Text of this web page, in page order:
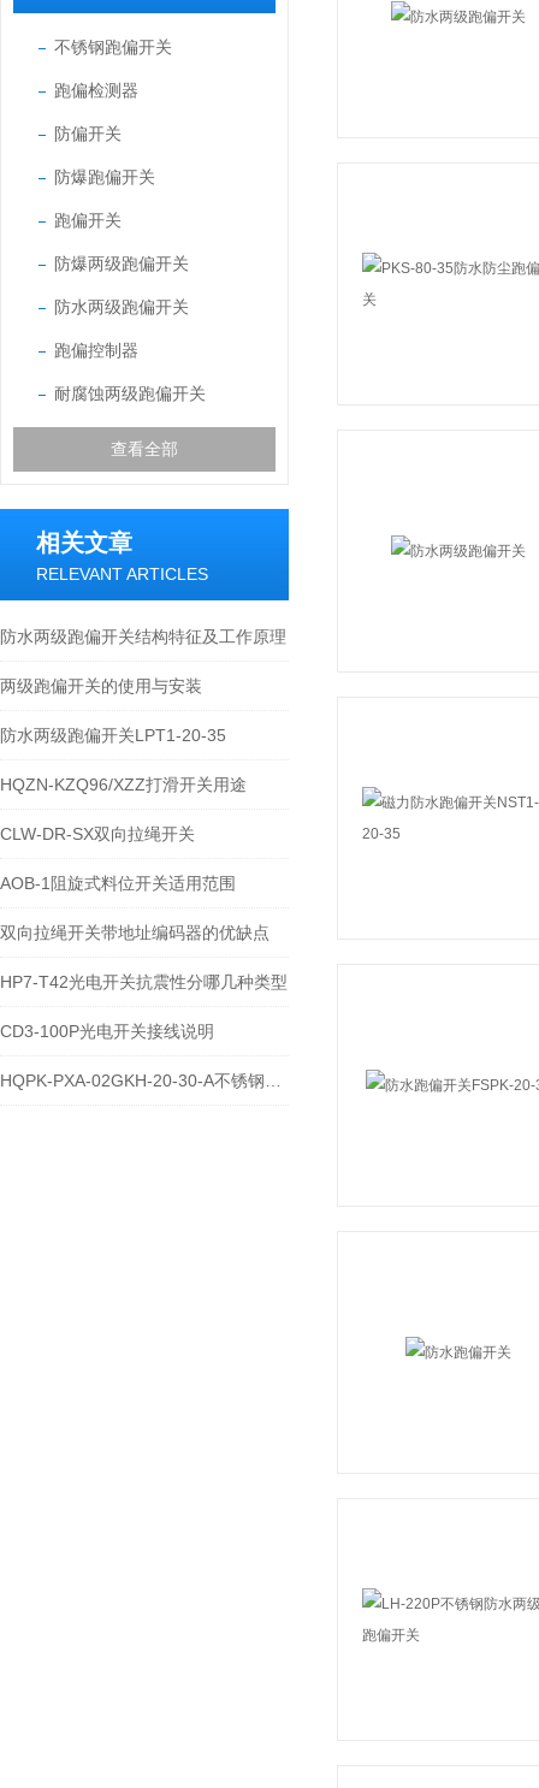
不锈钢跑偏开关
跑偏检测器
防偏开关
防爆跑偏开关
跑偏开关
防爆两级跑偏开关
防水两级跑偏开关
跑偏控制器
耐腐蚀两级跑偏开关
查看全部
相关文章
RELEVANT ARTICLES
防水两级跑偏开关结构特征及工作原理
两级跑偏开关的使用与安装
防水两级跑偏开关LPT1-20-35
HQZN-KZQ96/XZZ打滑开关用途
CLW-DR-SX双向拉绳开关
AOB-1阻旋式料位开关适用范围
双向拉绳开关带地址编码器的优缺点
HP7-T42光电开关抗震性分哪几种类型
CD3-100P光电开关接线说明